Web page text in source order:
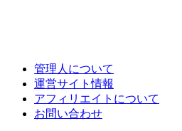
管理人について
運営サイト情報
アフィリエイトについて
お問い合わせ